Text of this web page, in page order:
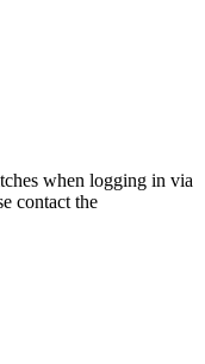
when logging in via
contact the